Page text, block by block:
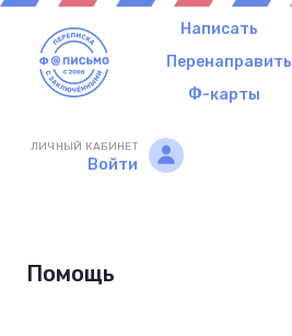
Написать
Перенаправить
Ф-карты
ЛИЧНЫЙ КАБИНЕТ
Войти
Помощь